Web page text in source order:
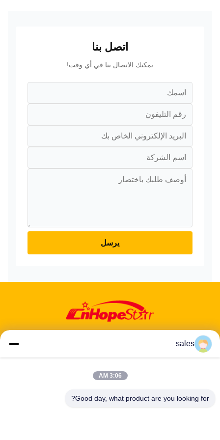
اتصل بنا
يمكنك الاتصال بنا في أي وقت!
يرسل
عنوان: 601-606، الطابق 6، المبنى E، حديقة يوانفين الصناعية، منطقة
هاتف:86-13424296897
sales
3:06 AM
Good day, what product are you looking for?